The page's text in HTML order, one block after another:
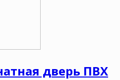
дверь ПВХ